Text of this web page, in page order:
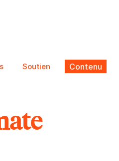
Soutien Contenu